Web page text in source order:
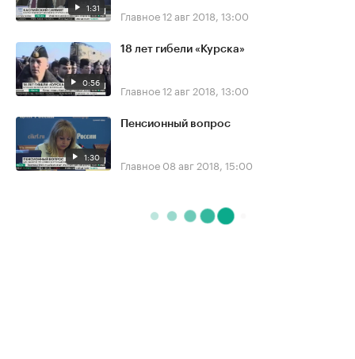
1:31 Главное12 авг 2018, 13:00
0:56
18 лет гибели «Курска»
Главное12 авг 2018, 13:00
1:30
Пенсионный вопрос
Главное 08 авг 2018, 15:00